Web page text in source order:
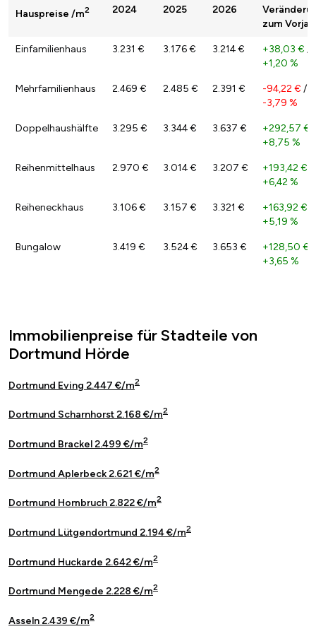
Hauspreise /m2 2024 2025 2026
zum
Einfamilienhaus 3.231 € 3.176 € 3.214 € +38,03 € /
+1,20 %
Mehrfamilienhaus 2.469 € 2.485 € 2.391 € -94,22 € /
-3,79 %
Doppelhaushälfte 3.295 € 3.344 € 3.637 € +292,57 €
+8,75 %
Reihenmittelhaus 2.970 € 3.014 € 3.207 € +193,42 €
+6,42 %
Reiheneckhaus 3.106 € 3.157 € 3.321 € +163,92 €
+5,19 %
Bungalow 3.419 € 3.524 € 3.653 € +128,50 €
+3,65 %
Immobilienpreise für Stadteile von
Dortmund Hörde
Dortmund Eving 2.447 €/m2
Dortmund Scharnhorst 2.168 €/m2
Dortmund Brackel 2.499 €/m2
Dortmund Aplerbeck 2.621 €/m2
Dortmund Hombruch 2.822 €/m2
Dortmund Lütgendortmund 2.194 €/m2
Dortmund Huckarde 2.642 €/m2
Dortmund Mengede 2.228 €/m2
Asseln 2.439 €/m2